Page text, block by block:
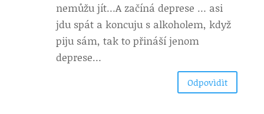
nemůžu jít…A začíná deprese … asi
jdu spát a koncuju s alkoholem, když
piju sám, tak to přináší jenom
deprese…
Odpovìdìt